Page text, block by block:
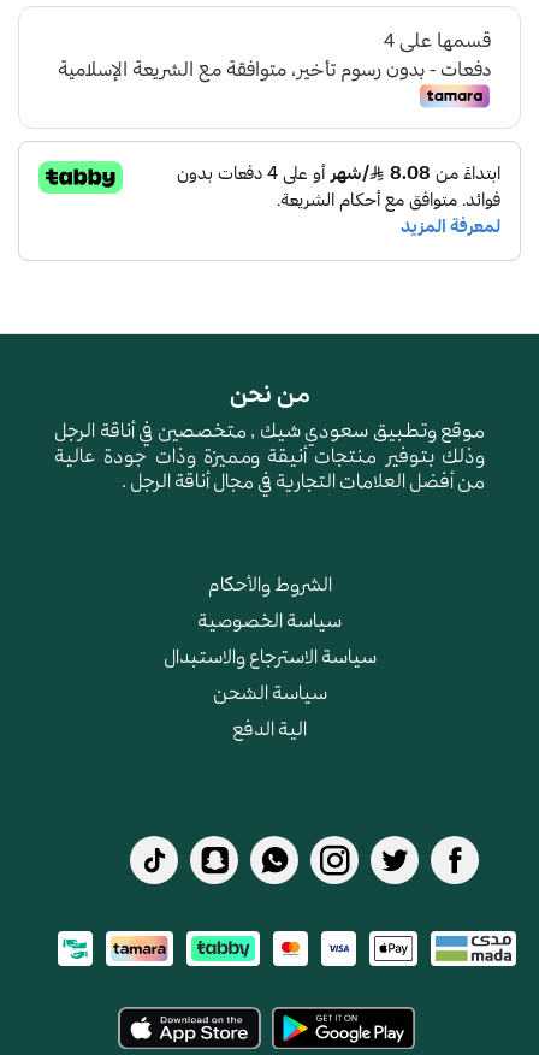
من نحن
موقع وتطبيق سعودي شيك , متخصصين في أناقة الرجل
وذلك بتوفير منتجات أنيقة ومميزة وذات جودة عالية
من أفضل العلامات التجارية في مجال أناقة الرجل .
الشروط والأحكام
سياسة الخصوصية
سياسة الاسترجاع والاستبدال
سياسة الشحن
الية الدفع